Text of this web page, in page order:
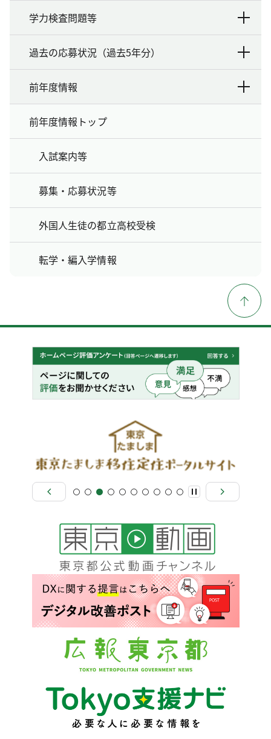
学力検査問題等
過去の応募状況（過去5年分）
前年度情報
前年度情報トップ
入試案内等
募集・応募状況等
外国人生徒の都立高校受検
転学・編入学情報